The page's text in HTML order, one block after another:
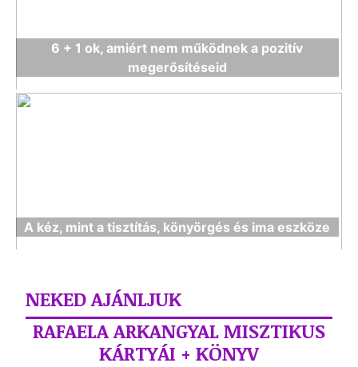
6 + 1 ok, amiért nem működnek a pozitív
megerősítéseid
A kéz, mint a tisztítás, könyörgés és ima eszköze
NEKED AJÁNLJUK
RAFAELA ARKANGYAL MISZTIKUS
KÁRTYÁI + KÖNYV